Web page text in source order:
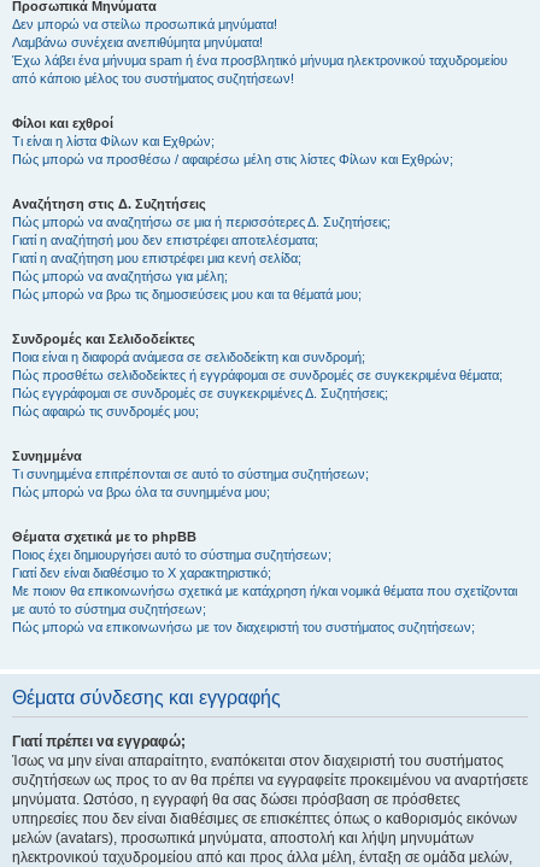
Προσωπικά Μηνύματα
Δεν μπορώ να στείλω προσωπικά μηνύματα!
Λαμβάνω συνέχεια ανεπιθύμητα μηνύματα!
Έχω λάβει ένα μήνυμα spam ή ένα προσβλητικό μήνυμα ηλεκτρονικού ταχυδρομείου
από κάποιο μέλος του συστήματος συζητήσεων!
Φίλοι και εχθροί
Τι είναι η λίστα Φίλων και Εχθρών;
Πώς μπορώ να προσθέσω / αφαιρέσω μέλη στις λίστες Φίλων και Εχθρών;
Αναζήτηση στις Δ. Συζητήσεις
Πώς μπορώ να αναζητήσω σε μια ή περισσότερες Δ. Συζητήσεις;
Γιατί η αναζήτησή μου δεν επιστρέφει αποτελέσματα;
Γιατί η αναζήτηση μου επιστρέφει μια κενή σελίδα;
Πώς μπορώ να αναζητήσω για μέλη;
Πώς μπορώ να βρω τις δημοσιεύσεις μου και τα θέματά μου;
Συνδρομές και Σελιδοδείκτες
Ποια είναι η διαφορά ανάμεσα σε σελιδοδείκτη και συνδρομή;
Πώς προσθέτω σελιδοδείκτες ή εγγράφομαι σε συνδρομές σε συγκεκριμένα θέματα;
Πώς εγγράφομαι σε συνδρομές σε συγκεκριμένες Δ. Συζητήσεις;
Πώς αφαιρώ τις συνδρομές μου;
Συνημμένα
Τι συνημμένα επιτρέπονται σε αυτό το σύστημα συζητήσεων;
Πώς μπορώ να βρω όλα τα συνημμένα μου;
Θέματα σχετικά με το phpBB
Ποιος έχει δημιουργήσει αυτό το σύστημα συζητήσεων;
Γιατί δεν είναι διαθέσιμο το Χ χαρακτηριστικό;
Με ποιον θα επικοινωνήσω σχετικά με κατάχρηση ή/και νομικά θέματα που σχετίζονται
με αυτό το σύστημα συζητήσεων;
Πώς μπορώ να επικοινωνήσω με τον διαχειριστή του συστήματος συζητήσεων;
Θέματα σύνδεσης και εγγραφής
Γιατί πρέπει να εγγραφώ;
Ίσως να μην είναι απαραίτητο, εναπόκειται στον διαχειριστή του συστήματος
συζητήσεων ως προς το αν θα πρέπει να εγγραφείτε προκειμένου να αναρτήσετε
μηνύματα. Ωστόσο, η εγγραφή θα σας δώσει πρόσβαση σε πρόσθετες
υπηρεσίες που δεν είναι διαθέσιμες σε επισκέπτες όπως ο καθορισμός εικόνων
μελών (avatars), προσωπικά μηνύματα, αποστολή και λήψη μηνυμάτων
ηλεκτρονικού ταχυδρομείου από και προς άλλα μέλη, ένταξη σε ομάδα μελών,